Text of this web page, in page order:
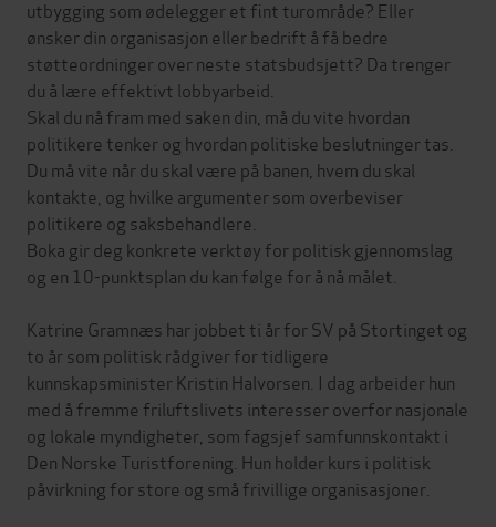
utbygging som ødelegger et fint turområde? Eller
ønsker din organisasjon eller bedrift å få bedre
støtteordninger over neste statsbudsjett? Da trenger
du å lære effektivt lobbyarbeid.
Skal du nå fram med saken din, må du vite hvordan
politikere tenker og hvordan politiske beslutninger tas.
Du må vite når du skal være på banen, hvem du skal
kontakte, og hvilke argumenter som overbeviser
politikere og saksbehandlere.
Boka gir deg konkrete verktøy for politisk gjennomslag
og en 10-punktsplan du kan følge for å nå målet.
Katrine Gramnæs har jobbet ti år for SV på Stortinget og
to år som politisk rådgiver for tidligere
kunnskapsminister Kristin Halvorsen. I dag arbeider hun
med å fremme friluftslivets interesser overfor nasjonale
og lokale myndigheter, som fagsjef samfunnskontakt i
Den Norske Turistforening. Hun holder kurs i politisk
påvirkning for store og små frivillige organisasjoner.